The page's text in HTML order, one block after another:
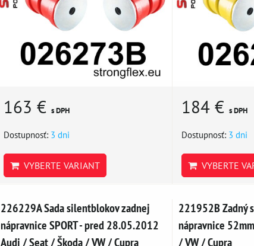
163 € s DPH
Dostupnosť: 3 dni
VYBERTE VARIANT
184 € s DPH
Dostupnosť: 3 dni
VYBERTE
226229A Sada silentblokov zadnej
nápravnice SPORT - pred 28.05.2012
Audi / Seat / Škoda / VW / Cupra
221952B Zadný
nápravnice
/ VW / Cupra